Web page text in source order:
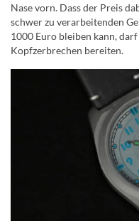
Nase vorn. Dass der Preis
schwer zu verarbeitenden
1000 Euro bleiben kann,
Kopfzerbrechen bereiten.